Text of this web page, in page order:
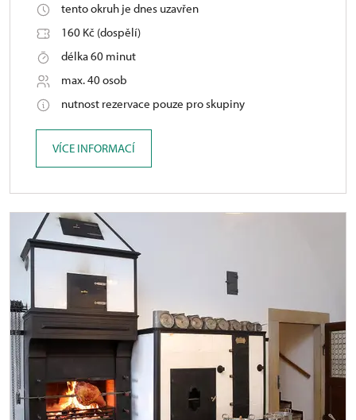
tento okruh je dnes uzavřen
160 Kč (dospělí)
délka 60 minut
max. 40 osob
nutnost rezervace pouze pro skupiny
VÍCE INFORMACÍ